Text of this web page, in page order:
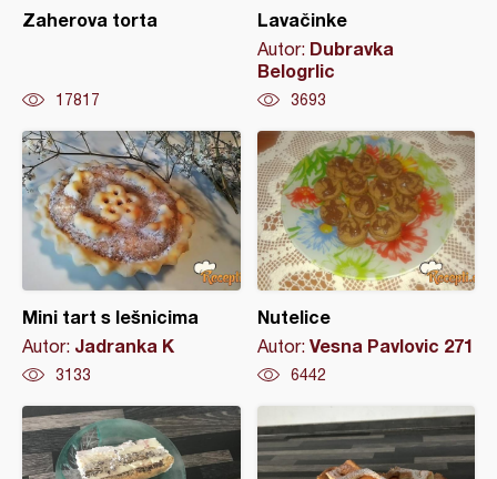
Zaherova torta
17817
Lavačinke
Autor: Dubravka
Belogrlic
3693
Mini tart s lešnicima
Autor: Jadranka K
3133
Nutelice
Autor: Vesna Pavlovic 271
6442